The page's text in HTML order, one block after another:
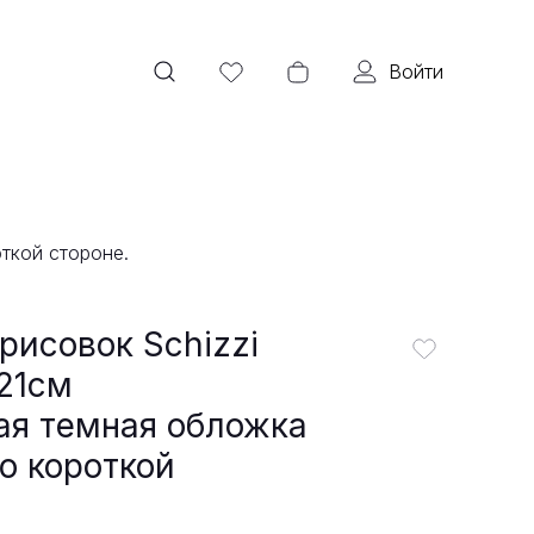
Войти
стороне.
Schizzi
темная обложка
короткой